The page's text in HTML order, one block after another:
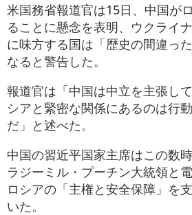
米国務省報道官は15日、中国が
ることに懸念を表明、ウクライ
に味方する国は「歴史の間違っ
なると警告した。
報道官は「中国は中立を主張し
シアと緊密な関係にあるのは行
だ」と述べた。
中国の習近平国家主席はこの数
ラジーミル・プーチン大統領と
ロシアの「主権と安全保障」を
いた。